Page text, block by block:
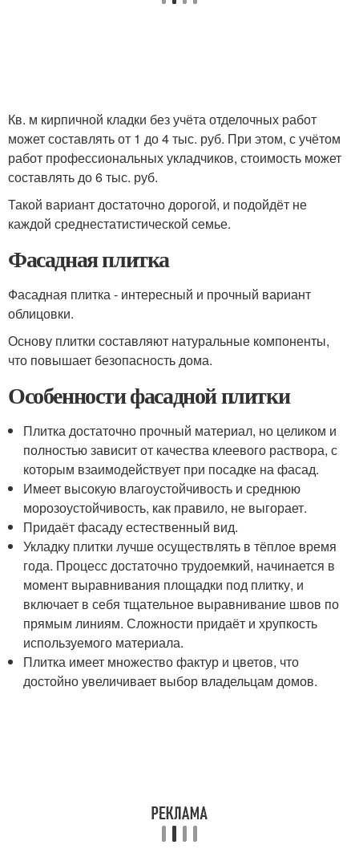
Кв. м кирпичной кладки без учёта отделочных работ
может составлять от 1 до 4 тыс. руб. При этом, с учётом
работ профессиональных укладчиков, стоимость может
составлять до 6 тыс. руб.
Такой вариант достаточно дорогой, и подойдёт не
каждой среднестатистической семье.
Фасадная плитка
Фасадная плитка - интересный и прочный вариант
облицовки.
Основу плитки составляют натуральные компоненты,
что повышает безопасность дома.
Особенности фасадной плитки
Плитка достаточно прочный материал, но целиком и
полностью зависит от качества клеевого раствора, с
которым взаимодействует при посадке на фасад.
Имеет высокую влагоустойчивость и среднюю
морозоустойчивость, как правило, не выгорает.
Придаёт фасаду естественный вид.
Укладку плитки лучше осуществлять в тёплое время
года. Процесс достаточно трудоемкий, начинается в
момент выравнивания площадки под плитку, и
включает в себя тщательное выравнивание швов по
прямым линиям. Сложности придаёт и хрупкость
используемого материала.
Плитка имеет множество фактур и цветов, что
достойно увеличивает выбор владельцам домов.